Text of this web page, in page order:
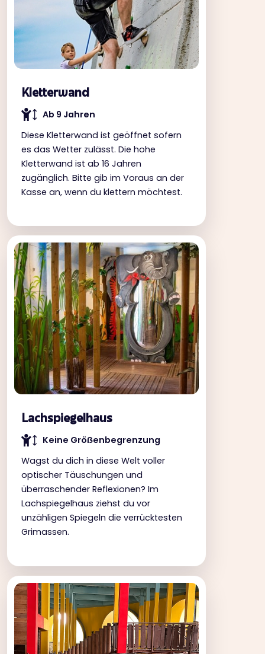
Kletterwand
Ab 9 Jahren
Diese Kletterwand ist geöffnet sofern
es das Wetter zulässt. Die hohe
Kletterwand ist ab 16 Jahren
zugänglich. Bitte gib im Voraus an der
Kasse an, wenn du klettern möchtest.
Lachspiegelhaus
Keine Gröẞenbegrenzung
Wagst du dich in diese Welt voller
optischer Täuschungen und
überraschender Reflexionen? Im
Lachspiegelhaus ziehst du vor
unzähligen Spiegeln die verrücktesten
Grimassen.